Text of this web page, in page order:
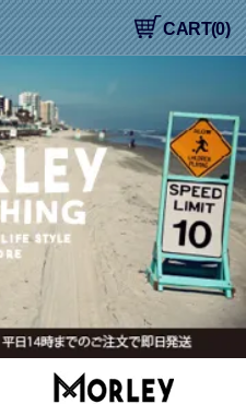
,販売, COLIMBO,コリン
ループ＆ウェフト CART(0)